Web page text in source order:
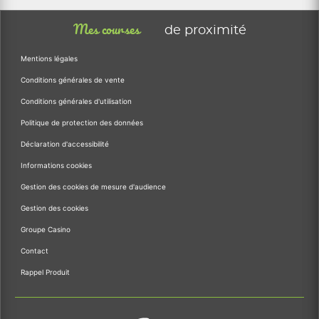
Mes courses de proximité
Mentions légales
Conditions générales de vente
Conditions générales d'utilisation
Politique de protection des données
Déclaration d'accessibilité
Informations cookies
Gestion des cookies de mesure d'audience
Gestion des cookies
Groupe Casino
Contact
Rappel Produit